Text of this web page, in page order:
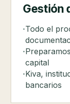
Gestión
Todo el
capital
Kiva,
bancarios